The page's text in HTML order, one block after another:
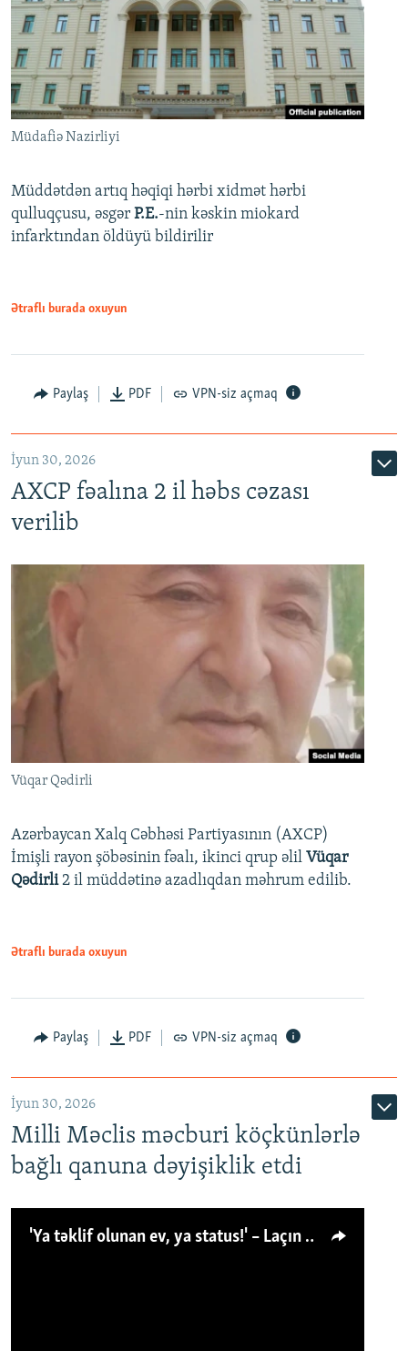
Müdafiə Nazirliyi
Müddətdən artıq həqiqi hərbi xidmət hərbi
qulluqçusu, əsgər P.E.-nin kəskin miokard
infarktından öldüyü bildirilir
Ətraflı burada oxuyun
Paylaş PDF VPN-siz açmaq
İyun 30, 2026
AXCP fəalına 2 il həbs cəzası
verilib
Vüqar Qədirli
Azərbaycan Xalq Cəbhəsi Partiyasının (AXCP)
İmişli rayon şöbəsinin fəalı, ikinci qrup əlil Vüqar
Qədirli2 il müddətinə azadlıqdan məhrum edilib.
Ətraflı burada oxuyun
Paylaş PDF VPN-siz açmaq
İyun 30, 2026
Milli Məclis məcburi köçkünlərlə
bağlı qanuna dəyişiklik etdi
'Ya təklif olunan ev, ya status!' – Laçın köçkünü: 'Laçından başqa heç hara!'